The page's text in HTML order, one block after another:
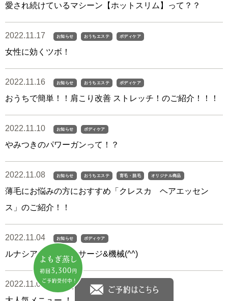
愛され続けているマシーン【ホットスリム】って？？
2022.11.17 お知らせ おうちエステ ボディケア
女性に効くツボ！
2022.11.16 お知らせ おうちエステ ボディケア
おうちで簡単！！肩こり改善 ストレッチ！のご紹介！！！
2022.11.10 お知らせ ボディケア
やみつきのパワーガンって！？
2022.11.08 お知らせ おうちエステ 育毛・脱毛 オリジナル商品
薄毛にお悩みの方におすすめ「クレスカ ヘアエッセン
ス」のご紹介！！
2022.11.04 お知らせ ボディケア
ルナシアの痩身マッサージ&機械(^^)
2022.11.03 お知らせ ボディケア